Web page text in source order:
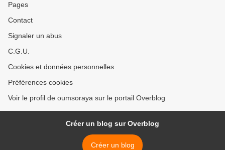
Pages
Contact
Signaler un abus
C.G.U.
Cookies et données personnelles
Préférences cookies
Voir le profil de oumsoraya sur le portail Overblog
Créer un blog sur Overblog
Créer un blog